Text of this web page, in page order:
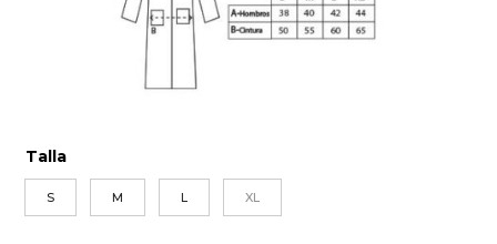
Talla
S M L XL